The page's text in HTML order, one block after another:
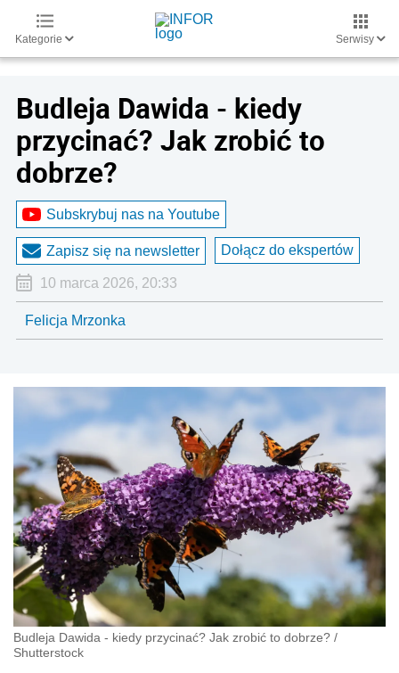
Kategorie Serwisy
Budleja Dawida - kiedy
przycinać? Jak zrobić to
dobrze?
Subskrybuj nas na Youtube
Zapisz się na newsletter Dołącz do ekspertów
10 marca 2026, 20:33
Felicja Mrzonka
Budleja Dawida - kiedy przycinać? Jak zrobić to dobrze? /
Shutterstock